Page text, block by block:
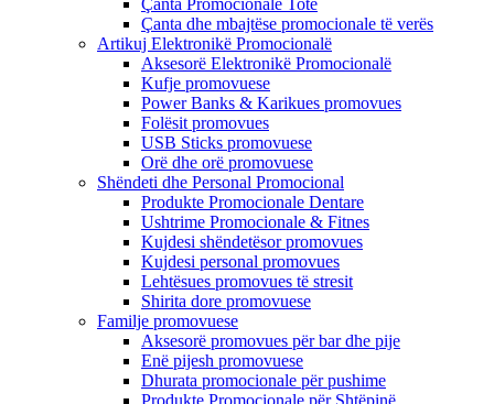
Çanta Promocionale Tote
Çanta dhe mbajtëse promocionale të verës
Artikuj Elektronikë Promocionalë
Aksesorë Elektronikë Promocionalë
Kufje promovuese
Power Banks & Karikues promovues
Folësit promovues
USB Sticks promovuese
Orë dhe orë promovuese
Shëndeti dhe Personal Promocional
Produkte Promocionale Dentare
Ushtrime Promocionale & Fitnes
Kujdesi shëndetësor promovues
Kujdesi personal promovues
Lehtësues promovues të stresit
Shirita dore promovuese
Familje promovuese
Aksesorë promovues për bar dhe pije
Enë pijesh promovuese
Dhurata promocionale për pushime
Produkte Promocionale për Shtëpinë